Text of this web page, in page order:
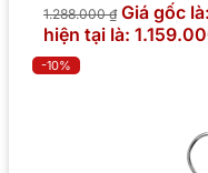
1.288.000₫ Giá gốc
hiện tại là:
-10%